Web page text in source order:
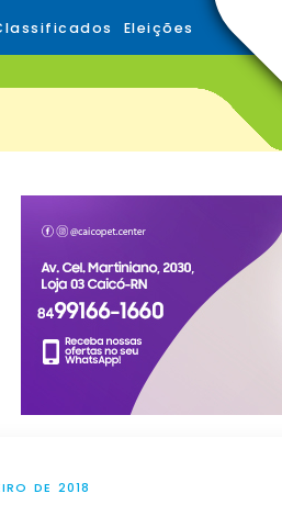
Eleições
DE 2018